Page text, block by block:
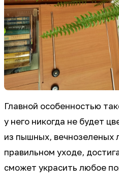
Главной особенностью
у него никогда не будет
из пышных, вечнозеленых
правильном уходе,
сможет украсить любое